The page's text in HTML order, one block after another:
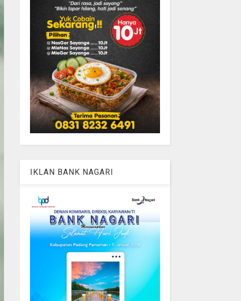
IKLAN BANK NAGARI